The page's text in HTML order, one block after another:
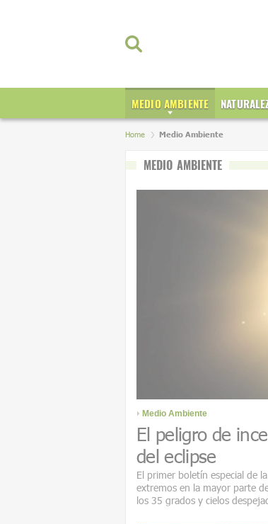
MEDIO AMBIENTE
Home Medio Ambiente
MEDIO AMBIENTE
Medio Ambiente
El peligro de
del eclipse
El primer boletín especial de
extremos en la mayor parte
los 35 grados y cielos